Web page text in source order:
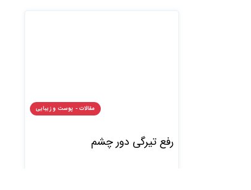
مقالات - پوست و زیبایی
رفع تیرگی دور چشم